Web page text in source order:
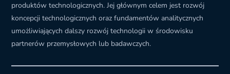
produktów technologicznych. Jej głównym celem jest rozwój
koncepcji technologicznych oraz fundamentów analitycznych
umożliwiających dalszy rozwój technologii w środowisku
partnerów przemysłowych lub badawczych.